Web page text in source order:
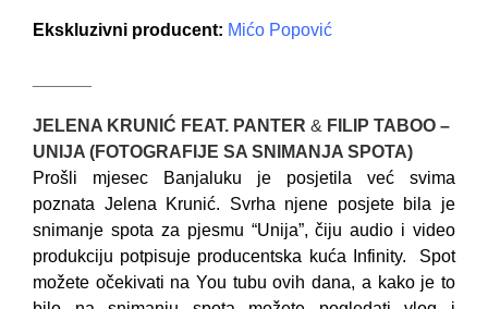
Ekskluzivni producent: Mićo Popović
JELENA KRUNIĆ FEAT. PANTER & FILIP TABOO –
UNIJA (FOTOGRAFIJE SA SNIMANJA SPOTA)
Prošli mjesec Banjaluku je posjetila već svima
poznata Jelena Krunić. Svrha njene posjete bila je
snimanje spota za pjesmu “Unija”, čiju audio i video
produkciju potpisuje producentska kuća Infinity. Spot
možete očekivati na You tubu ovih dana, a kako je to